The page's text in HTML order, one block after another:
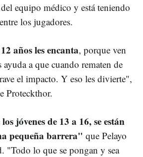
equipo médico y está teniendo
los jugadores.
años les encanta, porque ven
a que cuando rematen de
el impacto. Y eso les divierte",
Proteckthor.
jóvenes de 13 a 16, se están
pequeña barrera" que Pelayo
"Todo lo que se pongan y sea